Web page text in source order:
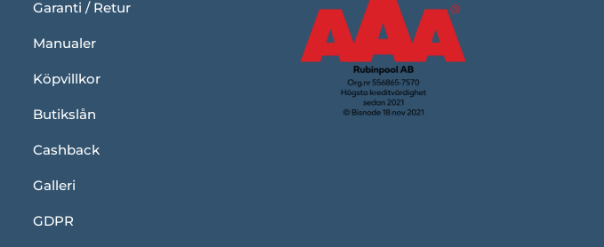
Garanti / Retur
Manualer
Köpvillkor
Butikslån
Cashback
Galleri
GDPR